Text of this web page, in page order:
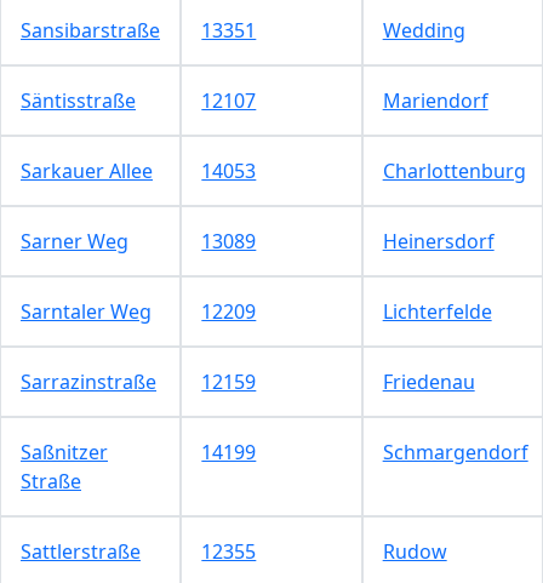
Sansibarstraße 13351 Wedding
Säntisstraße 12107 Mariendorf
Sarkauer Allee 14053 Charlottenburg
Sarner Weg 13089 Heinersdorf
Sarntaler Weg 12209 Lichterfelde
Sarrazinstraße 12159 Friedenau
Saßnitzer
Straße
14199 Schmargendorf
Sattlerstraße 12355 Rudow